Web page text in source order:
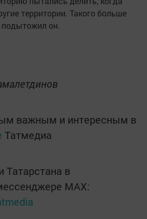
территории. Такого больше
он.
важным и интересным в
Татмедиа
Татарстана в
MАХ: